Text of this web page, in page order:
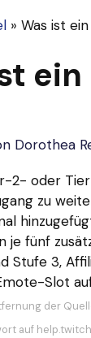
» Was ist
ein
Dorothea
2- oder
zu
je fünf
Stufe 3,
Slot
der
auf